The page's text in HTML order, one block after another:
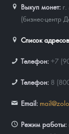
Выкуп монет:
(бизнес-
Список
Телефон: +7
Телефон: 8
Email:
Режим работы: